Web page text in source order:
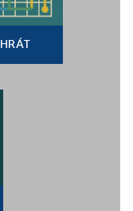
HRÁT